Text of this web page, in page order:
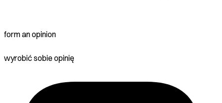
form an opinion
wyrobić sobie opinię